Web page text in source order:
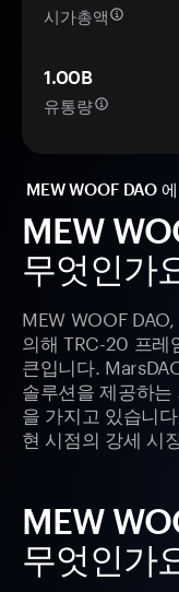
MEW
무엇인가
MEW WOOF
의해 TRC-20 프레
큰입니다.
솔루션을 제공하
을 가지고 있습니
현 시점의 강세 시
MEW
무엇인가
시가총액
1.00B
유통량
MEW WOOF DAO